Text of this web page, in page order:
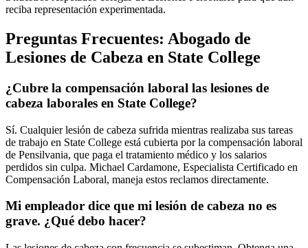
reciba representación experimentada.
Preguntas Frecuentes: Abogado de
Lesiones de Cabeza en State College
¿Cubre la compensación laboral las lesiones de
cabeza laborales en State College?
Sí. Cualquier lesión de cabeza sufrida mientras realizaba sus tareas
de trabajo en State College está cubierta por la compensación laboral
de Pensilvania, que paga el tratamiento médico y los salarios
perdidos sin culpa. Michael Cardamone, Especialista Certificado en
Compensación Laboral, maneja estos reclamos directamente.
Mi empleador dice que mi lesión de cabeza no es
grave. ¿Qué debo hacer?